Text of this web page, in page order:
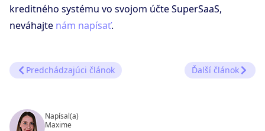
kreditného systému vo svojom účte SuperSaaS,
neváhajte nám napísať.
Predchádzajúci článok Ďalší článok
Napísal(a)
Maxime